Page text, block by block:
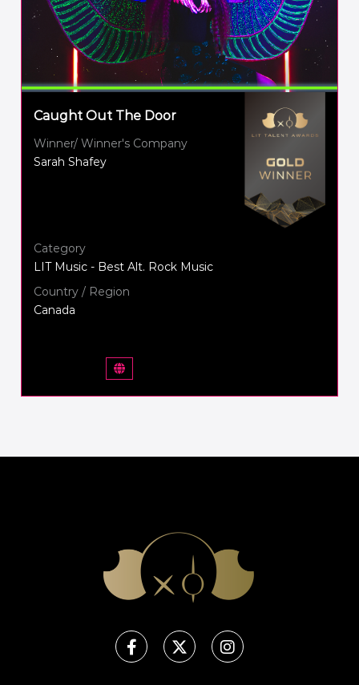
Caught Out The Door
Winner/ Winner's Company
Sarah Shafey
Category
LIT Music - Best Alt. Rock Music
Country / Region
Canada